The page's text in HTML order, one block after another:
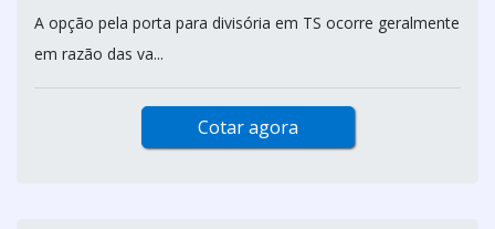
A opção pela porta para divisória em TS ocorre geralmente
em razão das va...
Cotar agora